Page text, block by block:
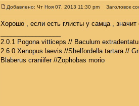
Добавлено: Чт Ноя 07, 2013 11:30 pm Заголовок
Хорошо , если есть глисты у самца ,
2.0.1 Pogona vitticeps // Baculum
2.6.0 Xenopus laevis //Shelfordella tartara //
Blaberus craniifer //Zophobas morio